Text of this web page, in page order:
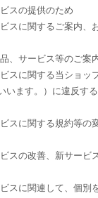
スの提供のため
スに関するご案内、
、サービス等のご案
スに関する当ショッ
います。）に違反す
スに関する規約等の
スの改善、新サービ
スに関連して、個別